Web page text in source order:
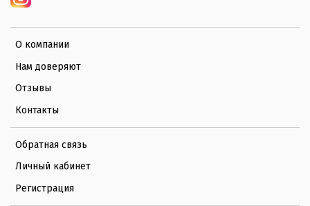
О компании
Нам доверяют
Отзывы
Контакты
Обратная связь
Личный кабинет
Регистрация